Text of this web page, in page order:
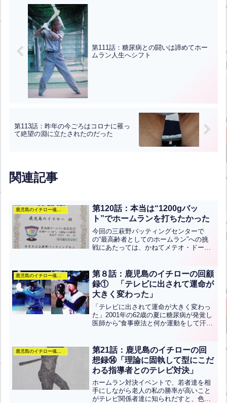
第111話：糖尿病との闘いは諦めてホー
ムラン人生へシフト
第113話：昨年の今ごろはコロナに罹っ
て絶望の淵に立たされたのだった
関連記事
鹿児島のイチロー魂のぶろぐ
第120話：本当は“1200gバッ
ト”でホームランを打ちたかった
今回の三萩野バッティングセンターで
の“最高齢者としてのホームラン”への挑
戦にあたっては、かねてメテオ・ドーム
徹夜走りの疲れがあったらしくバットコ
ントロールが思う...全文はクリック
第８話：鹿児島のイチローの回顧
録① 「テレビに出されて運命が
大きく変わった」
「テレビに出されて運命が大きく変わっ
た」2001年の62歳の夏に糖尿病が発覚し
医師から“食事療法と何か運動をして汗を
の能力は人並み外れて弱かった。それで
歩く以外で何...全文はクリック
第21話：鹿児島のイチローの回
想録⑭「理論に固執して型にこだ
わる指導者とのテレビ対決」
ホームラン対決イベントで、若者達を相
手にしながら老人の私の勝率が高いこと
がテレビ関係者達に知られだすと、色々